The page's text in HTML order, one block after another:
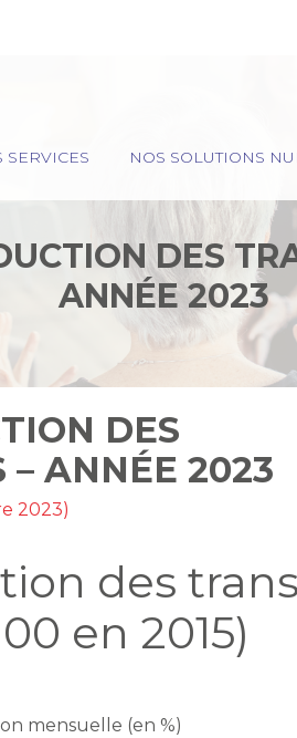
SERVICES NOS SOLUTIONS
DES
ANNÉE 2023
DES
– ANNÉE 2023
2023)
des
en 2015)
mensuelle (en %)